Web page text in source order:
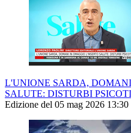
L'UNIONE SARDA,
SALUTE: DISTURBI
Edizione del 05 mag 2026 13:30